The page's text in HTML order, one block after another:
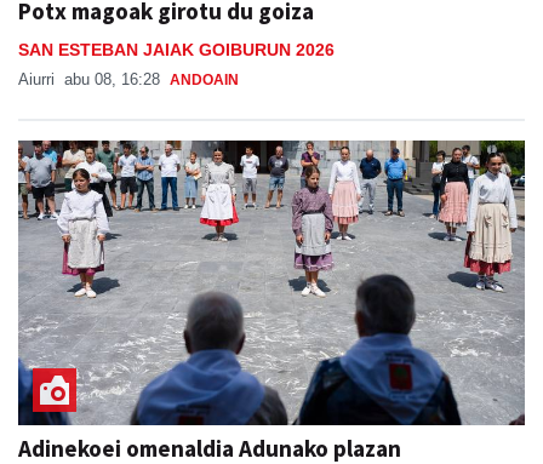
Potx magoak girotu du goiza
SAN ESTEBAN JAIAK GOIBURUN 2026
Aiurri abu 08, 16:28 ANDOAIN
Adinekoei omenaldia Adunako plazan